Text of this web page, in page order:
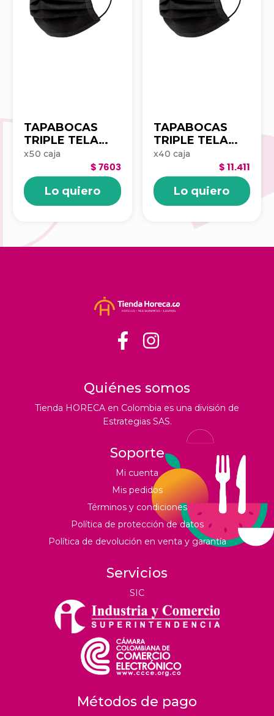
TAPABOCAS
TRIPLE TELA
NEGRO CLAY
CAJAX50UND
3010407
x50 caja
$ 7603
Lo quiero
TAPABOCAS
TRIPLE TELA
NEGRO CLAY
INDIVIDUAL
CAJAX50UND
3011037
x40 caja
$ 11.411
Lo quiero
Quiénes somos
Tienda HORECA en Colombia es una división de
Estrategias SAS.
Soporte
Mi cuenta
Mis pedidos
Términos y condiciones
Política de protección de datos
Política de devolución en venta y garantía
Servicios
SIC
Métodos de pago